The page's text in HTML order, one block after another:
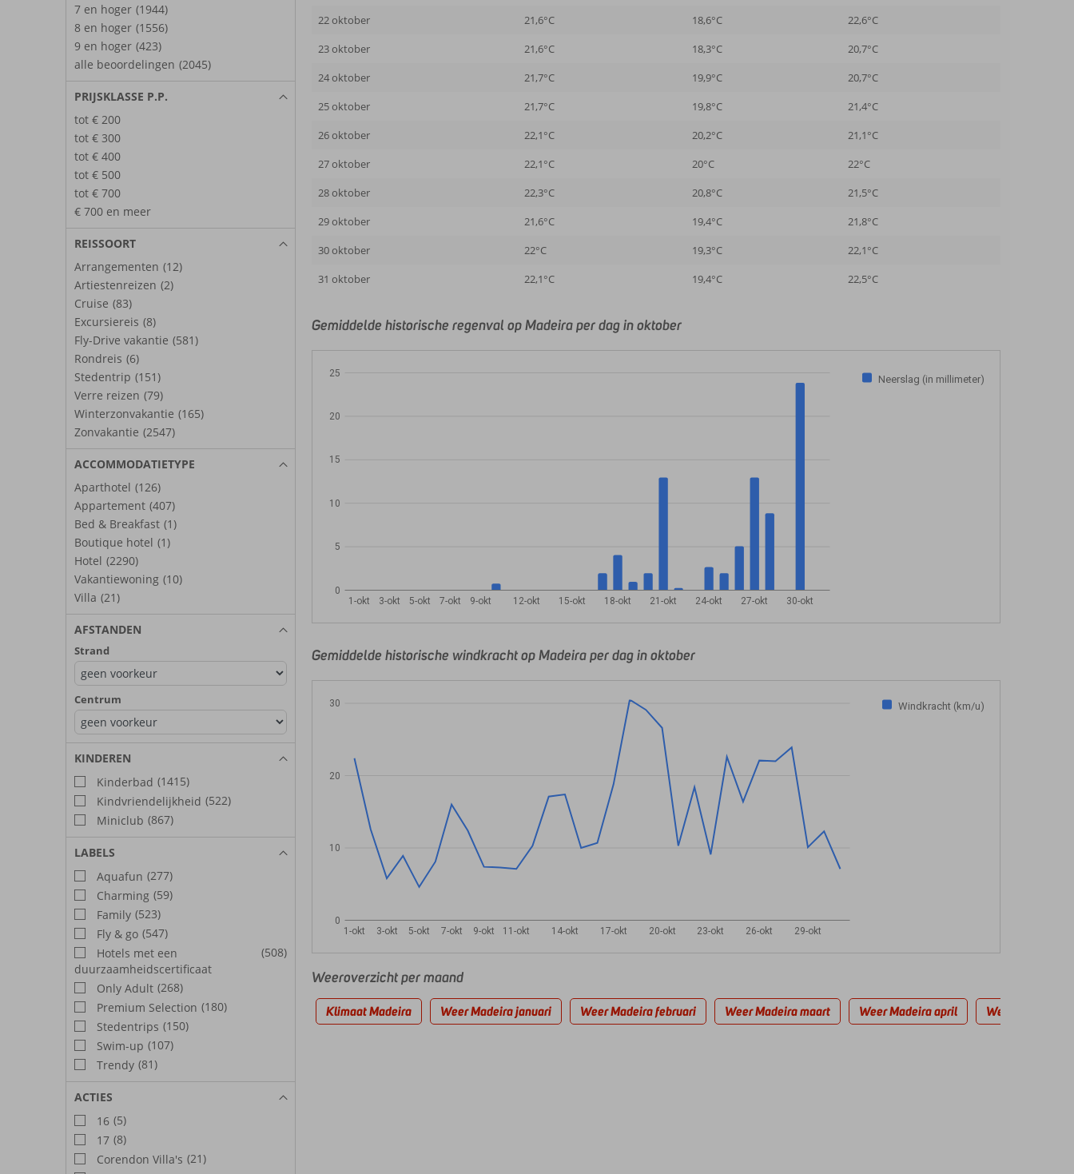
7 en hoger (1944)
8 en hoger (1556)
9 en hoger (423)
alle beoordelingen (2045)
PRIJSKLASSE P.P.
tot € 200
tot € 300
tot € 400
tot € 500
tot € 700
€ 700 en meer
REISSOORT
Arrangementen (12)
Artiestenreizen (2)
Cruise (83)
Excursiereis (8)
Fly-Drive vakantie (581)
Rondreis (6)
Stedentrip (151)
Verre reizen (79)
Winterzonvakantie (165)
Zonvakantie (2547)
ACCOMMODATIETYPE
Aparthotel (126)
Appartement (407)
Bed & Breakfast (1)
Boutique hotel (1)
Hotel (2290)
Vakantiewoning (10)
Villa (21)
AFSTANDEN
Strand
Centrum
KINDEREN
Kinderbad (1415)
Kindvriendelijkheid (522)
Miniclub (867)
LABELS
Aquafun (277)
Charming (59)
Family (523)
Fly & go (547)
Hotels met een
duurzaamheidscertificaat
(508)
Only Adult (268)
Premium Selection (180)
Stedentrips (150)
Swim-up (107)
Trendy (81)
ACTIES
16 (5)
17 (8)
Corendon Villa's (21)
22 oktober
21,6°C 18,6°C
22,6°C
23 oktober
21,6°C 18,3°C
20,7°C
24 oktober
21,7°C 19,9°C
20,7°C
25 oktober
21,7°C 19,8°C
21,4°C
26 oktober
22,1°C 20,2°C
21,1°C
27 oktober
22,1°C 20°C
22°C
28 oktober
22,3°C 20,8°C
21,5°C
29 oktober
21,6°C 19,4°C
21,8°C
30 oktober
22°C 19,3°C
22,1°C
31 oktober
22,1°C 19,4°C 22,5°C
Gemiddelde historische regenval op Madeira per dag in oktober
Neerslag (in millimeter)
1-okt 3-okt 5-okt 7-okt 9-okt 12-okt 15-okt 18-okt 21-okt 24-okt 27-okt 30-okt
0
5
10
15
20
25
Gemiddelde historische windkracht op Madeira per dag in oktober
Windkracht (km/u)
1-okt 3-okt 5-okt 7-okt 9-okt 11-okt 14-okt 17-okt 20-okt 23-okt 26-okt 29-okt
0
10
20
30
Weeroverzicht per maand
Klimaat Madeira Weer Madeira januari Weer Madeira februari Weer Madeira maart Weer Madeira april Weer Madeira